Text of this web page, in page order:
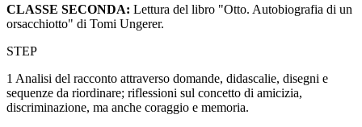
CLASSE SECONDA: Lettura del libro "Otto. Autobiografia di un
orsacchiotto" di Tomi Ungerer.
STEP
1 Analisi del racconto attraverso domande, didascalie, disegni e
sequenze da riordinare; riflessioni sul concetto di amicizia,
discriminazione, ma anche coraggio e memoria.